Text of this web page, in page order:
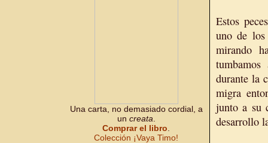
Una carta, no demasiado cordial, a
un creata
Comprar el libro
Colección ¡Vaya Timo!
Estos
uno de
mirando
durante la
migra
junto a su
desarrollo